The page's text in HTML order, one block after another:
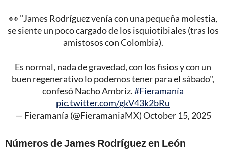
👀 "James Rodríguez venía con una pequeña molestia,
se siente un poco cargado de los isquiotibiales (tras los
amistosos con Colombia).
Es normal, nada de gravedad, con los fisios y con un
buen regenerativo lo podemos tener para el sábado",
confesó Nacho Ambriz.#Fieramanía
pic.twitter.com/gkV43k2bRu
— Fieramanía (@FieramaniaMX)October 15, 2025
Números de James Rodríguez en León